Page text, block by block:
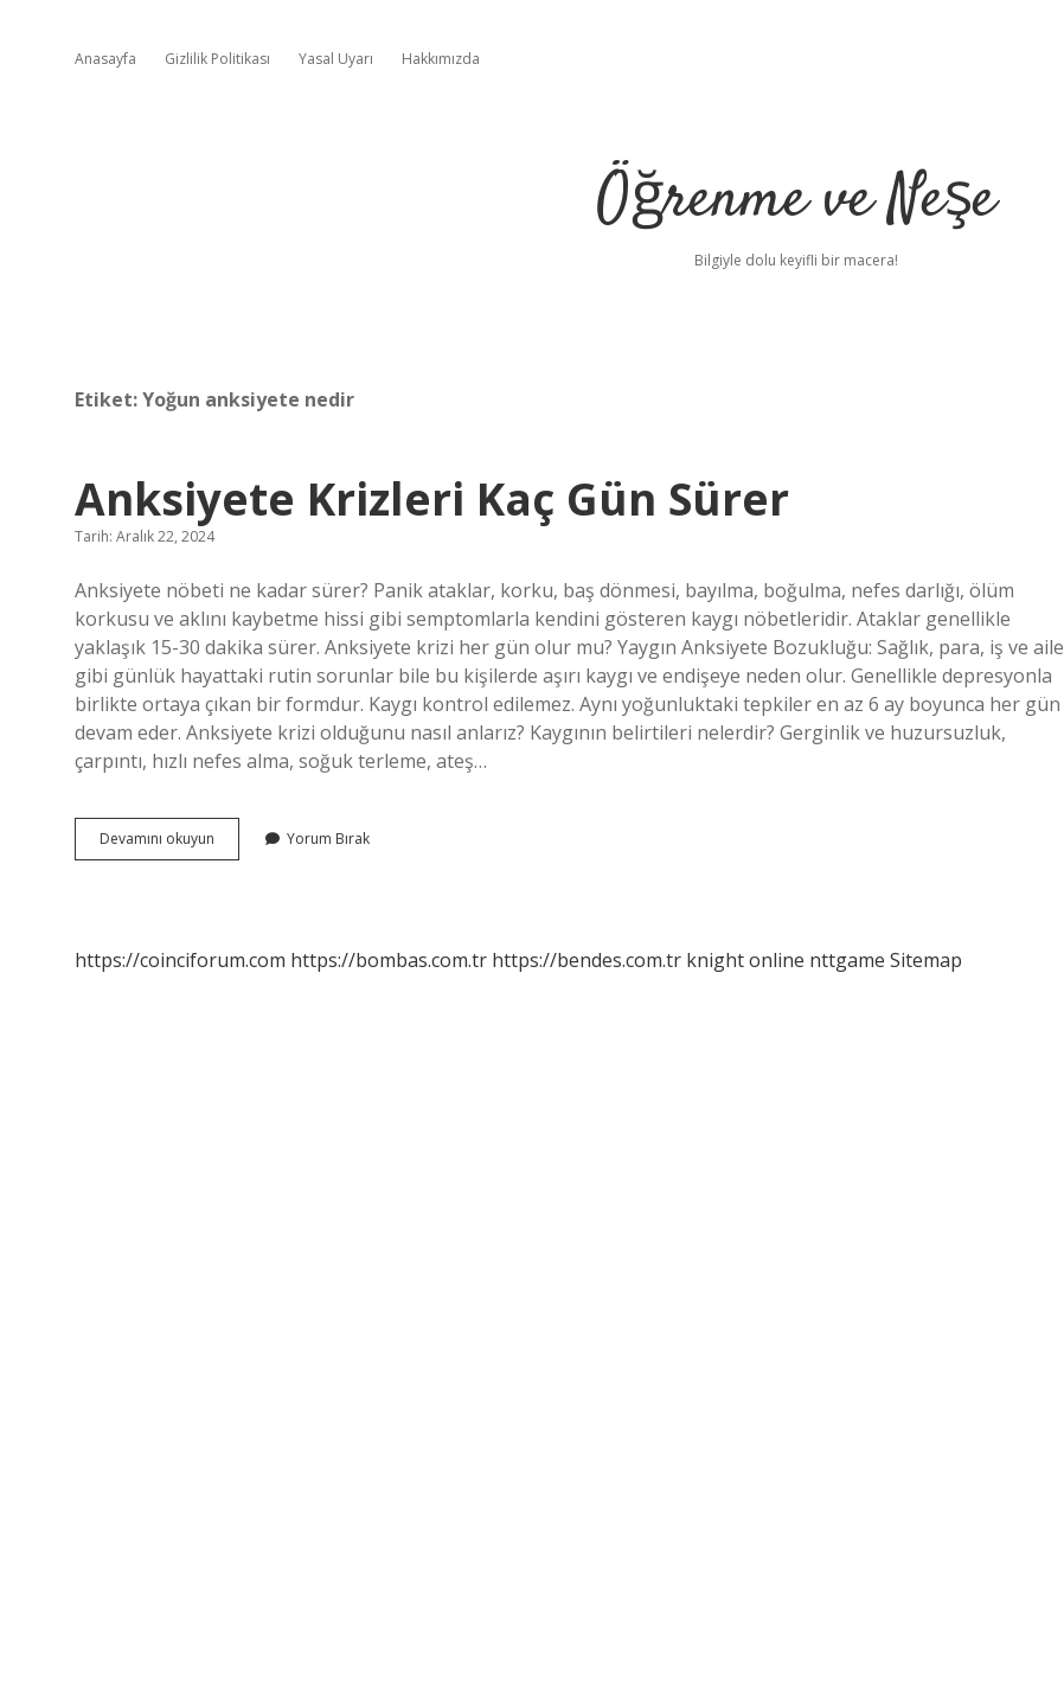
Anasayfa Gizlilik Politikası Yasal Uyarı Hakkımızda
Öğrenme ve Neşe
Bilgiyle dolu keyifli bir macera!
Etiket:Yoğun anksiyete nedir
Anksiyete Krizleri Kaç Gün Sürer
Tarih: Aralık 22, 2024
Anksiyete nöbeti ne kadar sürer? Panik ataklar, korku, baş dönmesi, bayılma, boğulma, nefes darlığı, ölüm
korkusu ve aklını kaybetme hissi gibi semptomlarla kendini gösteren kaygı nöbetleridir. Ataklar genellikle
yaklaşık 15-30 dakika sürer. Anksiyete krizi her gün olur mu? Yaygın Anksiyete Bozukluğu: Sağlık, para, iş ve aile
gibi günlük hayattaki rutin sorunlar bile bu kişilerde aşırı kaygı ve endişeye neden olur. Genellikle depresyonla
birlikte ortaya çıkan bir formdur. Kaygı kontrol edilemez. Aynı yoğunluktaki tepkiler en az 6 ay boyunca her gün
devam eder. Anksiyete krizi olduğunu nasıl anlarız? Kaygının belirtileri nelerdir? Gerginlik ve huzursuzluk,
çarpıntı, hızlı nefes alma, soğuk terleme, ateş…
Devamını okuyun Anksiyete
Krizleri
Yorum Bırak
https://coinciforum.com https://bombas.com.tr https://bendes.com.tr knight online nttgame Sitemap